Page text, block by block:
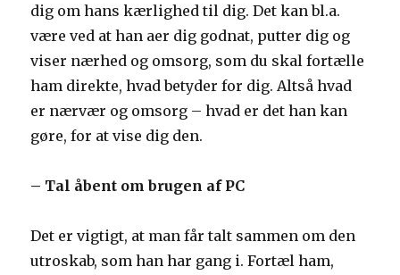
dig om hans kærlighed til dig. Det kan bl.a.
være ved at han aer dig godnat, putter dig og
viser nærhed og omsorg, som du skal fortælle
ham direkte, hvad betyder for dig. Altså hvad
er nærvær og omsorg – hvad er det han kan
gøre, for at vise dig den.
– Tal åbent om brugen af PC
Det er vigtigt, at man får talt sammen om den
utroskab, som han har gang i. Fortæl ham,